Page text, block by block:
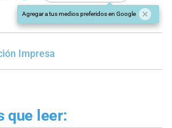
Agregar a tus medios preferidos en Google
Impresa
que leer: